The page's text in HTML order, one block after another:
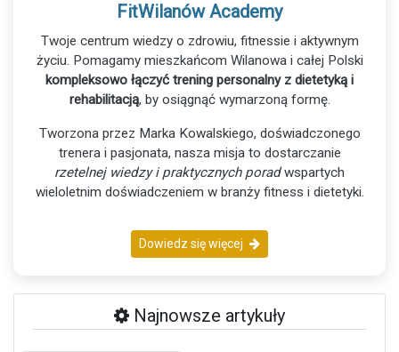
FitWilanów Academy
Twoje centrum wiedzy o zdrowiu, fitnessie i aktywnym
życiu. Pomagamy mieszkańcom Wilanowa i całej Polski
kompleksowo łączyć trening personalny z dietetyką i
rehabilitacją, by osiągnąć wymarzoną formę.
Tworzona przez Marka Kowalskiego, doświadczonego
trenera i pasjonata, nasza misja to dostarczanie
rzetelnej wiedzy i praktycznych poradwspartych
wieloletnim doświadczeniem w branży fitness i dietetyki.
Dowiedz się więcej
Najnowsze artykuły